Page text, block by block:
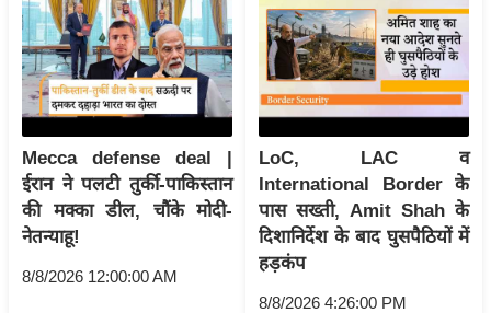
ख्सि
य
त
यं
ग
इं
डि
या
हि
Mecca defense deal |
ईरान ने पलटी तुर्की-पाकिस्तान
की मक्का डील, चौंके मोदी-
नेतन्याहू!
8/8/2026 12:00:00 AM
LoC, LAC व
International Border के
पास सख्ती, Amit Shah के
दिशानिर्देश के बाद घुसपैठियों में
हड़कंप
8/8/2026 4:26:00 PM